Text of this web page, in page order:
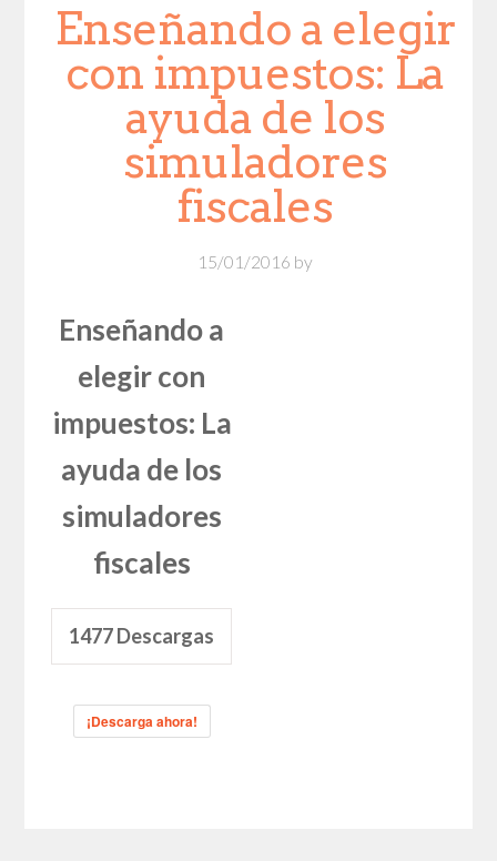
Enseñando a elegir
con impuestos: La
ayuda de los
simuladores
fiscales
15/01/2016 by
Enseñando a
elegir con
impuestos: La
ayuda de los
simuladores
fiscales
1477Descargas
¡Descarga ahora!